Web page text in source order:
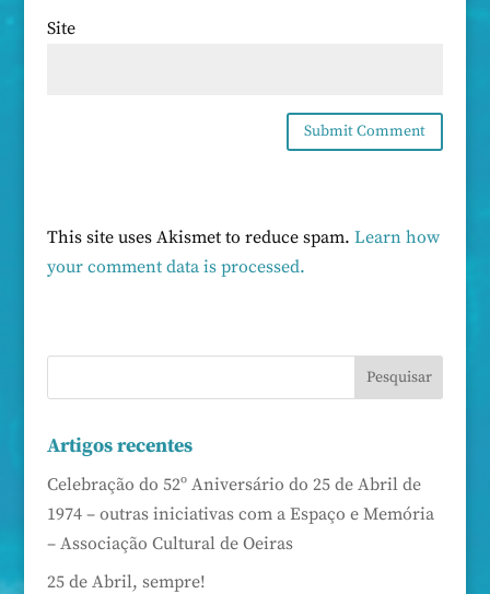
Site
This site uses Akismet to reduce spam. Learn how
your comment data is processed.
Artigos recentes
Celebração do 52º Aniversário do 25 de Abril de
1974 – outras iniciativas com a Espaço e Memória
– Associação Cultural de Oeiras
25 de Abril, sempre!